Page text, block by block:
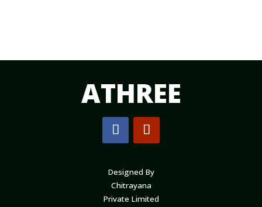
ATHREE
Designed By
Chitrayana
Private Limited